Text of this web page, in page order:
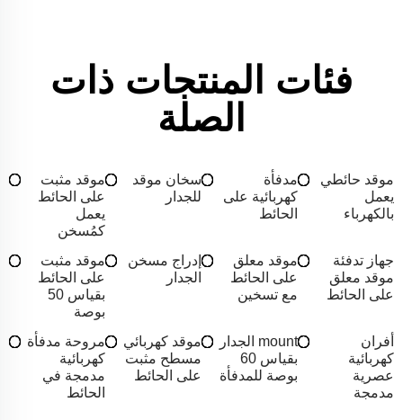
فئات المنتجات ذات
الصلة
موقد حائطي
يعمل
بالكهرباء
مدفأة
كهربائية على
الحائط
سخان موقد
للجدار
موقد مثبت
على الحائط
يعمل
كمُسخن
جهاز تدفئة
موقد معلق
على الحائط
موقد معلق
على الحائط
مع تسخين
إدراج مسخن
الجدار
موقد مثبت
على الحائط
بقياس 50
بوصة
أفران
كهربائية
عصرية
مدمجة
mount الجدار
بقياس 60
بوصة للمدفأة
موقد كهربائي
مسطح مثبت
على الحائط
مروحة مدفأة
كهربائية
مدمجة في
الحائط